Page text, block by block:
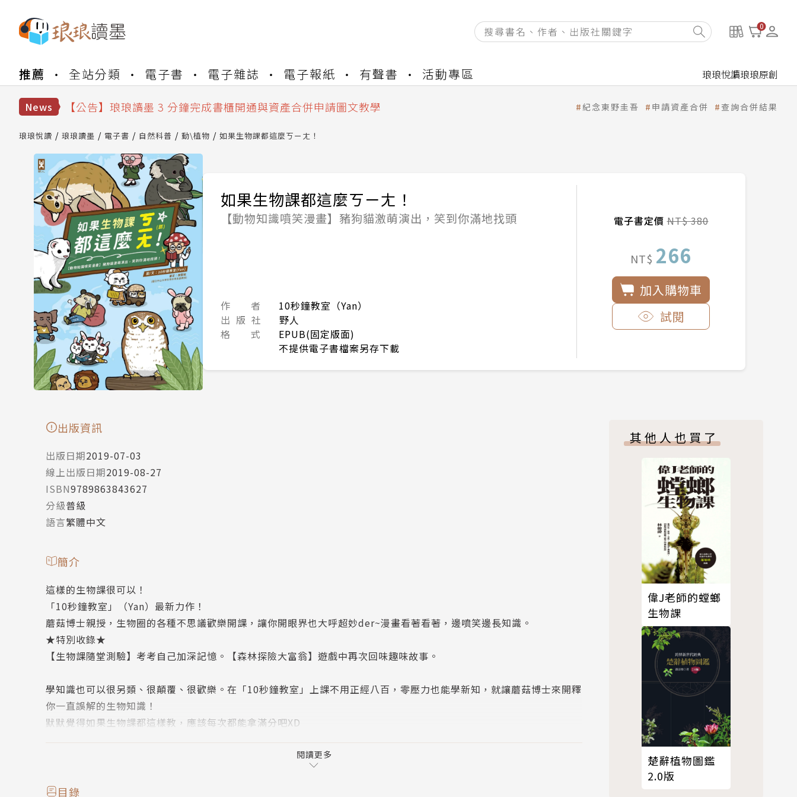
0
推薦 全站分類 電子書 電子雜誌 電子報紙 有聲書 活動專區 琅琅悅讀琅琅原創
News
【公告】琅琅讀墨數位閱讀資產合併與書櫃開通申請
【公告】琅琅讀墨 3 分鐘完成書櫃開通與資產合併申請圖文教學
【公告】琅琅讀墨數位閱讀資產合併與書櫃開通申請
紀念東野圭吾 申請資產合併 查詢合併結果
琅琅悅讀 琅琅讀墨 電子書 自然科普 動\植物 如果生物課都這麼ㄎㄧㄤ！
如果生物課都這麼ㄎㄧㄤ！
【動物知識噴笑漫畫】豬狗貓激萌演出，笑到你滿地找頭
作 者
10秒鐘教室（Yan）
出 版 社
野人
格 式
EPUB(固定版面)
不提供電子書檔案另存下載
電子書定價NT$ 380
NT$ 266
加入購物車
試閱
出版資訊
出版日期2019-07-03
線上出版日期2019-08-27
ISBN9789863843627
分級普級
語言繁體中文
簡介
這樣的生物課很可以！
「10秒鐘教室」（Yan）最新力作！
蘑菇博士親授，生物圈的各種不思議歡樂開課，讓你開眼界也大呼超妙der~漫畫看著看著，邊噴笑邊長知識。
★特別收錄★
【生物課隨堂測驗】考考自己加深記憶。【森林探險大富翁】遊戲中再次回味趣味故事。
學知識也可以很另類、很顛覆、很歡樂。在「10秒鐘教室」上課不用正經八百，零壓力也能學新知，就讓蘑菇博士來開釋
你一直誤解的生物知識！
默默覺得如果生物課都這樣教，應該每次都能拿滿分吧XD
★網友大推：「10秒鐘教室」是對腦袋有幫助的優質知識型粉絲專頁，全新力作。
★從9歲到99歲，讓世代沒代溝，男生、女生都會開心閱讀的趣味知識書。
★內容淺顯易懂，將過去不懂的、不想懂或懶得懂的知識精采濃縮在每個漫畫故事裡。
閱讀更多
目錄
其他人也買了
偉J老師的螳螂
生物課
楚辭植物圖鑑
2.0版